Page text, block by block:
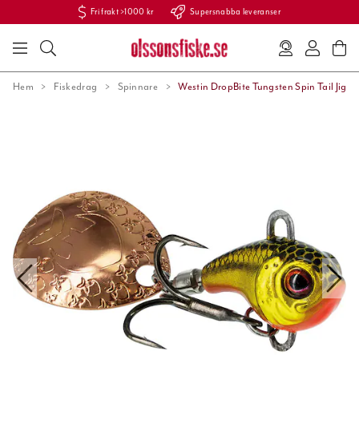
Fri frakt >1000 kr Supersnabba leveranser
Hem Fiskedrag Spinnare Westin DropBite Tungsten Spin Tail Jig